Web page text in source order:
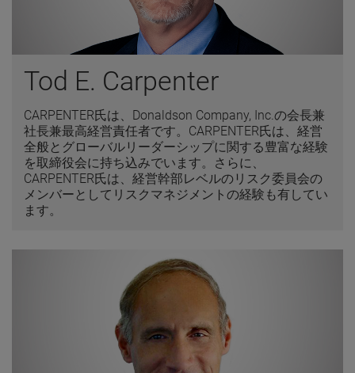
Tod E. Carpenter
CARPENTER氏は、Donaldson Company, Inc.の会長兼
社長兼最高経営責任者です。CARPENTER氏は、経営
全般とグローバルリーダーシップに関する豊富な経験
を取締役会に持ち込みでいます。さらに、
CARPENTER氏は、経営幹部レベルのリスク委員会の
メンバーとしてリスクマネジメントの経験も有してい
ます。